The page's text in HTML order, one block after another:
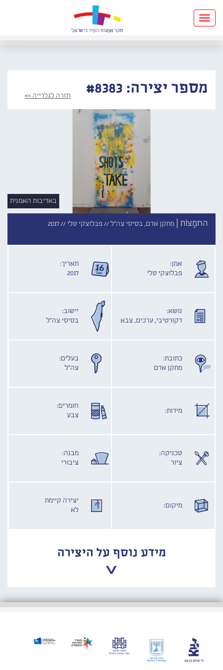
Toggle
navigation
מספר יצירה: #8383 חזרה לגלרייה >>
באדיבות האמנית
החמָצוֹת | מתקן אדם, בסיסי צה"ל //פבלוצקי טלי //2017
אמן:
פבלוצקי טלי
תאריך:
2017
נושא:
דקורטיבי, ערכים, צבא
יישוב:
בסיסי צה"ל
כתובת:
מתקן אדם
בעלים:
צה"ל
מידות:
חומרים:
צבע
טכניקה:
ציור
מבנה:
ציבורי
מיקום:
יצירה קיימת
לא
מידע נוסף על היצירה